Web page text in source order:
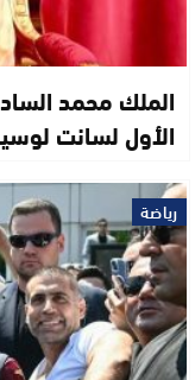
الملك محمد
الأول لسانت
رياضة